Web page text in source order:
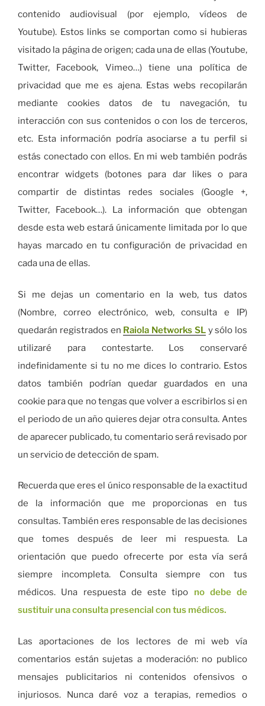
contenido audiovisual (por ejemplo, vídeos de
Youtube). Estos links se comportan como si hubieras
visitado la página de origen; cada una de ellas (Youtube,
Twitter, Facebook, Vimeo…) tiene una política de
privacidad que me es ajena. Estas webs recopilarán
mediante cookies datos de tu navegación, tu
interacción con sus contenidos o con los de terceros,
etc. Esta información podría asociarse a tu perfil si
estás conectado con ellos. En mi web también podrás
encontrar widgets (botones para dar likes o para
compartir de distintas redes sociales (Google +,
Twitter, Facebook…). La información que obtengan
desde esta web estará únicamente limitada por lo que
hayas marcado en tu configuración de privacidad en
cada una de ellas.
Si me dejas un comentario en la web, tus datos
(Nombre, correo electrónico, web, consulta e IP)
quedarán registrados en Raiola Networks SLy sólo los
utilizaré para contestarte. Los conservaré
indefinidamente si tu no me dices lo contrario. Estos
datos también podrían quedar guardados en una
cookie para que no tengas que volver a escribirlos si en
el periodo de un año quieres dejar otra consulta. Antes
de aparecer publicado, tu comentario será revisado por
un servicio de detección de spam.
Recuerda que eres el único responsable de la exactitud
de la información que me proporcionas en tus
consultas. También eres responsable de las decisiones
que tomes después de leer mi respuesta. La
orientación que puedo ofrecerte por esta vía será
siempre incompleta. Consulta siempre con tus
médicos. Una respuesta de este tipo no debe de
sustituir una consulta presencial con tus médicos.
Las aportaciones de los lectores de mi web vía
comentarios están sujetas a moderación: no publico
mensajes publicitarios ni contenidos ofensivos o
injuriosos. Nunca daré voz a terapias, remedios o